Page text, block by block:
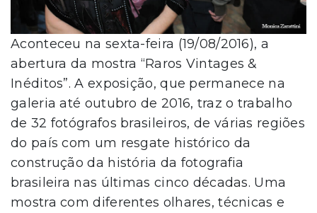
Aconteceu na sexta-feira (19/08/2016), a
abertura da mostra “Raros Vintages &
Inéditos”. A exposição, que permanece na
galeria até outubro de 2016, traz o trabalho
de 32 fotógrafos brasileiros, de várias regiões
do país com um resgate histórico da
construção da história da fotografia
brasileira nas últimas cinco décadas. Uma
mostra com diferentes olhares, técnicas e